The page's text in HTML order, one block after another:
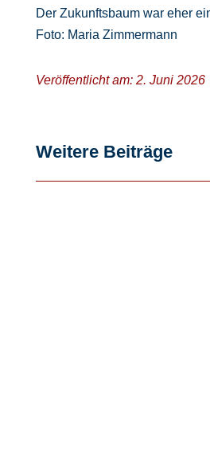
Der Zukunftsbaum war eher
Foto: Maria Zimmermann
Veröffentlicht am: 2. Juni 2026
Weitere Beiträge